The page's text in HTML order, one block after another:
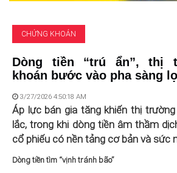
KHỞI NGHIỆP
GIẢI TRÍ & CÔNG NGHỆ
CHỨNG KHOÁN
Dòng tiền “trú ẩn”, thị
khoán bước vào pha sàng
3/27/2026 4:50:18 AM
Áp lực bán gia tăng khiến thị
lắc, trong khi dòng tiền âm thầm
cổ phiếu có nền tảng cơ bản và sức
Dòng tiền tìm “vịnh tránh bão”